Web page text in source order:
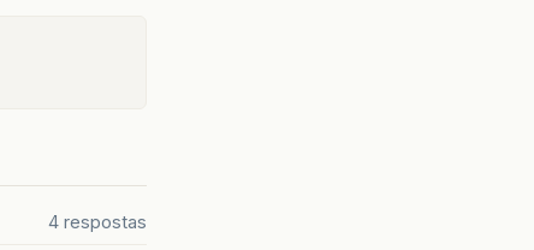
4 respostas